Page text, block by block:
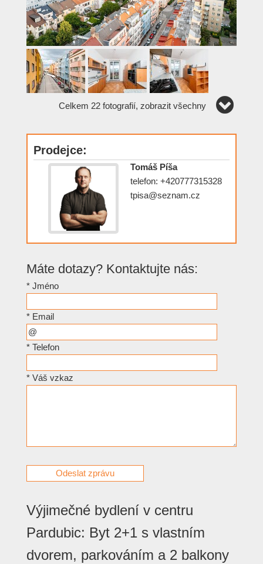
Celkem 22 fotografií, zobrazit všechny
Prodejce:
Tomáš Píša
telefon: +420777315328
tpisa@seznam.cz
Máte dotazy? Kontaktujte nás:
* Jméno
* Email
* Telefon
* Váš vzkaz
Výjimečné bydlení v centru
Pardubic: Byt 2+1 s vlastním
dvorem, parkováním a 2 balkony